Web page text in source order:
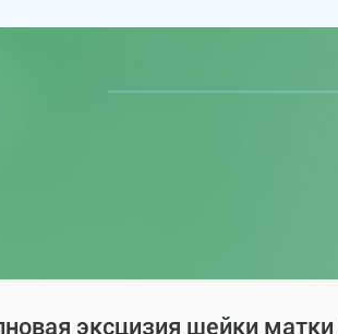
эксцизия шейки